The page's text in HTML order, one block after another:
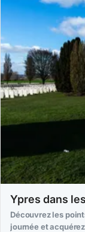
Ypres dans
Découvrez les
journée et